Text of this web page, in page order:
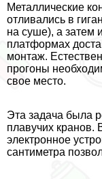
Металлические
отливались в
на суше), а затем
платформах
монтаж.
прогоны
свое место.
Эта задача была
плавучих кранов.
электронное
сантиметра